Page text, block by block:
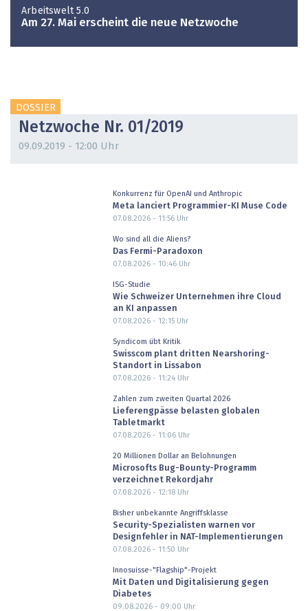
Arbeitswelt 5.0
Am 27. Mai erscheint die neue Netzwoche
DOSSIER
Netzwoche Nr. 01/2019
09.09.2019 - 12:00 Uhr
Konkurrenz für OpenAI und Anthropic
Meta lanciert Programmier-KI Muse Code
07.08.2026 - 11:56Uhr
Wo sind all die Aliens?
Das Fermi-Paradoxon
07.08.2026 - 10:46Uhr
ISG-Studie
Wie Schweizer Unternehmen ihre Cloud
an KI anpassen
07.08.2026 - 12:15Uhr
Syndicom übt Kritik
Swisscom plant dritten Nearshoring-
Standort in Lissabon
07.08.2026 - 11:24Uhr
Zahlen zum zweiten Quartal 2026
Lieferengpässe belasten globalen
Tabletmarkt
07.08.2026 - 11:06Uhr
20 Millionen Dollar an Belohnungen
Microsofts Bug-Bounty-Programm
verzeichnet Rekordjahr
07.08.2026 - 12:18Uhr
Bisher unbekannte Angriffsklasse
Security-Spezialisten warnen vor
Designfehler in NAT-Implementierungen
07.08.2026 - 11:50 Uhr
Innosuisse-"Flagship"-Projekt
Mit Daten und Digitalisierung gegen
Diabetes
09.08.2026 - 09:00 Uhr